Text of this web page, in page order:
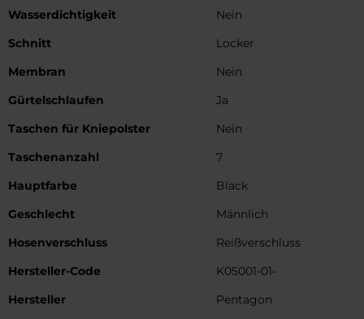
Wasserdichtigkeit
Nein
Schnitt
Locker
Membran
Nein
Gürtelschlaufen
Ja
Taschen für Kniepolster
Nein
Taschenanzahl
7
Hauptfarbe
Black
Geschlecht
Männlich
Hosenverschluss
Reißverschluss
Hersteller-Code
K05001-01-
Hersteller
Pentagon